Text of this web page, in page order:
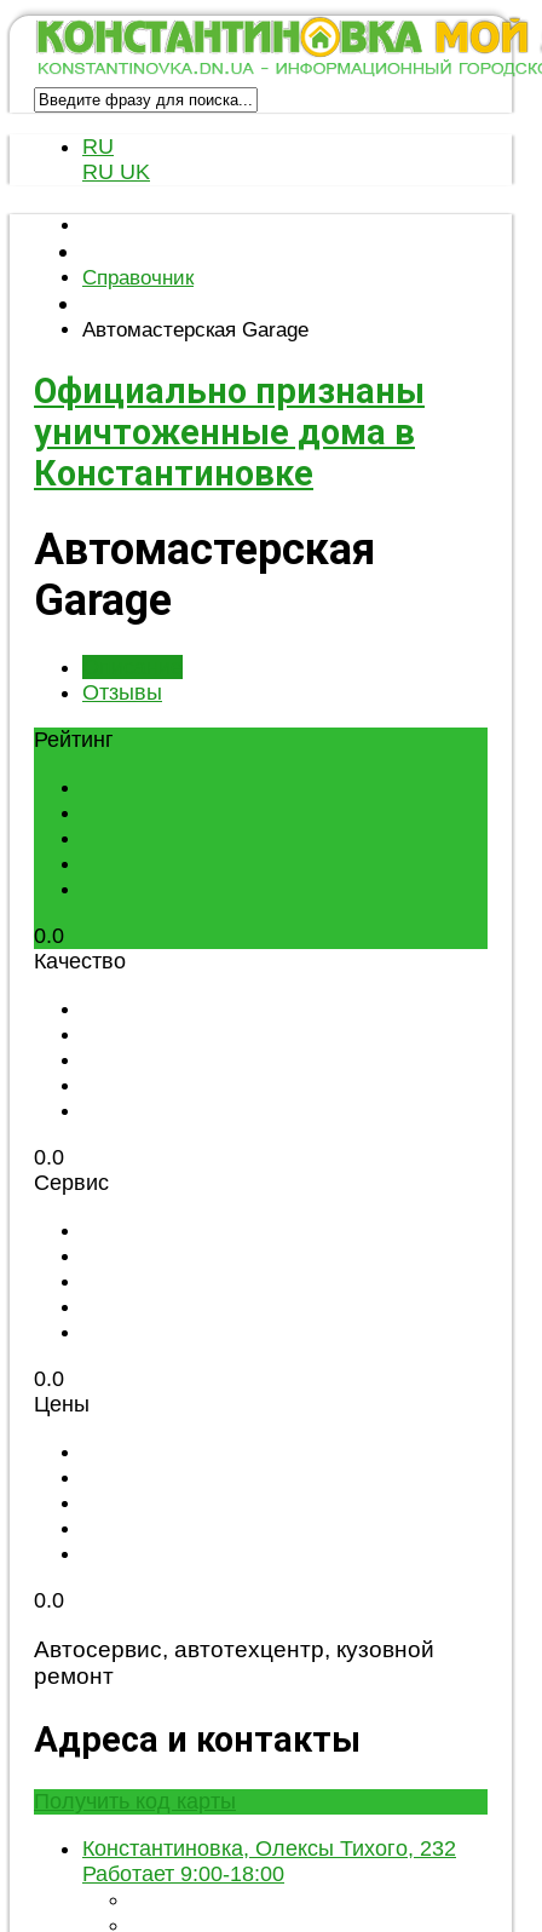
RU
RU UK
Справочник
Автомастерская Garage
Официально признаны
уничтоженные дома в
Константиновке
Автомастерская
Garage
Отзывы
Рейтинг
0.0
Качество
0.0
Сервис
0.0
Цены
0.0
Автосервис, автотехцентр, кузовной
ремонт
Адреса и контакты
Получить код карты
Константиновка, Олексы Тихого, 232
Работает 9:00-18:00